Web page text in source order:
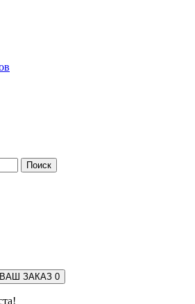
Поиск
ВАШ ЗАКАЗ 0